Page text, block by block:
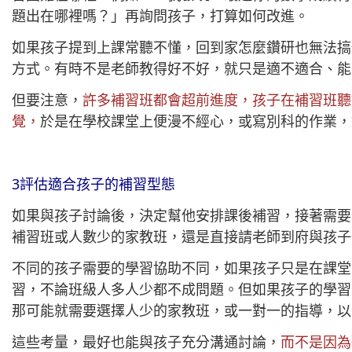
題出在哪裡嗎？」再詢問孩子，打算如何改進。
如果孩子提到上課常聽不懂，回到家怎麼鑽研也無法
方式。有時不是老師教得好不好，就只是適不適合、
但要注意， 許多補習班都會超前進度，孩子在補習班
覺， 於是在學校課堂上便漫不經心，或寫別科的作業
3評估適合孩子的補習型態
如果與孩子討論後，決定幫他安排課後補習，接著需
補習班或人數少的家教班，還是直接請老師到府與孩
不同的孩子需要的學習協助不同，如果孩子只是在課
習，不論班級人多人少都不成問題。但如果孩子的學
那可能就需要選擇人少的家教班，或一對一的指導，
這些考量，最好也能與孩子充分溝通討論， 而不是因